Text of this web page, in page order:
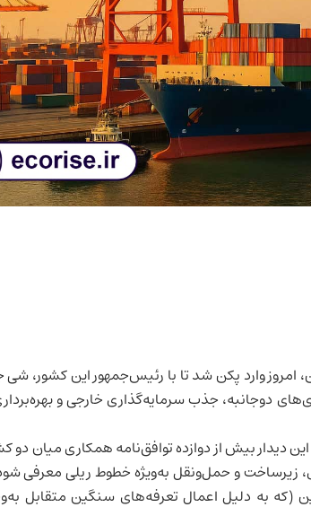
امروز وارد پکن شد تا با رئیس‌جمهور این کشور،
دوجانبه، جذب سرمایه‌گذاری خارجی و
دیدار بیش از دوازده توافق‌نامه همکاری میان دو
زیرساخت و حمل‌ونقل به‌ویژه خطوط ریلی معرفی
(که به دلیل اعمال تعرفه‌های سنگین متقابل